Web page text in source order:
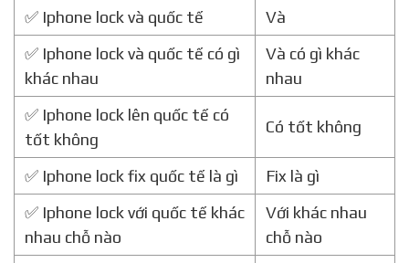
✅ Iphone lock và quốc tế
Và
✅ Iphone lock và quốc tế có gì
khác nhau
Và có gì khác
nhau
✅ Iphone lock lên quốc tế có
tốt không
Có tốt không
✅ Iphone lock fix quốc tế là gì
Fix là gì
✅ Iphone lock với quốc tế khác
nhau chỗ nào
Với khác nhau
chỗ nào